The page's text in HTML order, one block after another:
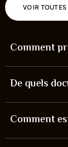
VOIR
Comment
De quels
Comment